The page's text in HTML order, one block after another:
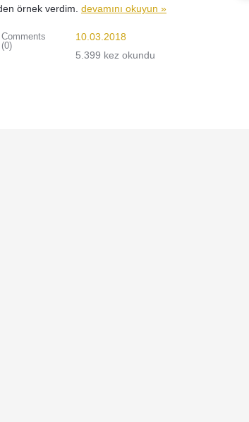
örnek verdim. devamını okuyun »
Comments
(0)
10.03.2018
5.399 kez okundu